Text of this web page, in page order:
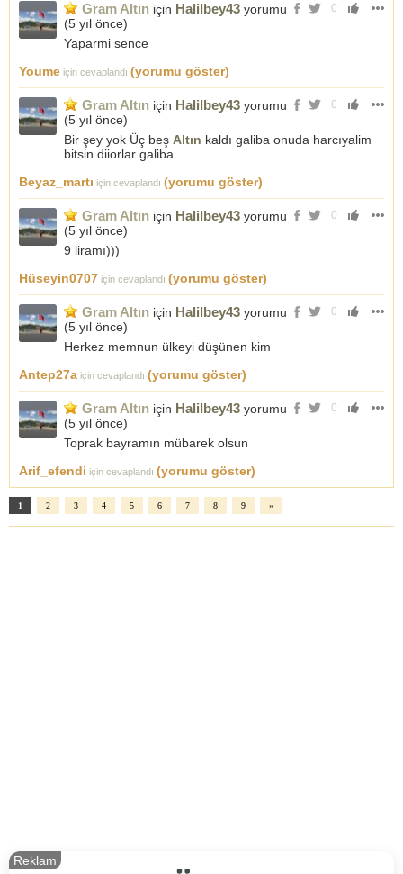
0
Gram Altın için Halilbey43 yorumu
(5 yıl önce)
Yaparmi sence
Youme için cevaplandı (yorumu göster)
0
Gram Altın için Halilbey43 yorumu
(5 yıl önce)
Bir şey yok Üç beş Altın kaldı galiba onuda harcıyalim
bitsin diiorlar galiba
Beyaz_martı için cevaplandı (yorumu göster)
0
Gram Altın için Halilbey43 yorumu
(5 yıl önce)
9 liramı)))
Hüseyin0707 için cevaplandı (yorumu göster)
0
Gram Altın için Halilbey43 yorumu
(5 yıl önce)
Herkez memnun ülkeyi düşünen kim
Antep27a için cevaplandı (yorumu göster)
0
Gram Altın için Halilbey43 yorumu
(5 yıl önce)
Toprak bayramın mübarek olsun
Arif_efendi için cevaplandı (yorumu göster)
1 2 3 4 5 6 7 8 9 »
Reklam